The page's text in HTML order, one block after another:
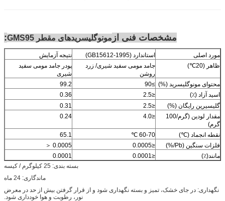
مشخصات فنی از مونوگلیسریدهای مقطر GMS95 :
مورد اصلی استاندارد (GB15612-1995)
نتیجه آزمایش
ظاهر (20℃)
جامد مومی سفید شیری/ زرد
روشن
پودر جامد مومی سفید
شیری
محتوای مونوگلیسرید (%) ≥90
99.2
اسید آزاد (٪)
≤2.5
0.36
گلیسیرین رایگان (%)
≤2.5
0.31
مقدار لودین (گرم/100
گرم)
≤4.0
0.24
نقطه انجماد (℃) 60-70 ℃
65.1
فلزات سنگین (Pb/%)
≤0.0005
0.0005 ＜
مانند(٪)
≤0.0001
0.0001
بسته بندی: 25 کیلوگرم / کیسه
ماندگاری: 24 ماه
نگهداری: در جای خشک، تمیز و بسته نگهداری شود و از قرار گرفتن بیش از حد در معرض
نور، رطوبت و هوا خودداری شود.